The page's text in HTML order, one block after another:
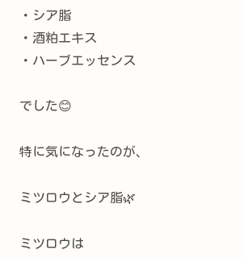
・シア脂
・酒粕エキス
・ハーブエッセンス
でした😊
特に気になったのが、
ミツロウとシア脂🌿
ミツロウは